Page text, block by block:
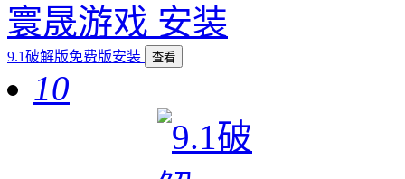
寰晟游戏
9.1破解版免费版安装 查看
10